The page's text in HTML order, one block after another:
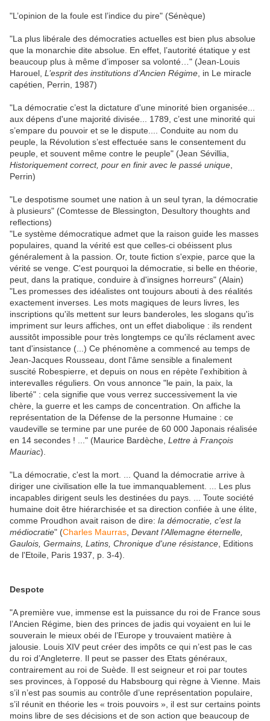
"L’opinion de la foule est l’indice du pire" (Sénèque)
"La plus libérale des démocraties actuelles est bien plus absolue
que la monarchie dite absolue. En effet, l’autorité étatique y est
beaucoup plus à même d’imposer sa volonté…" (Jean-Louis
Harouel, L’esprit des institutions d’Ancien Régime , in Le miracle
capétien, Perrin, 1987)
"La démocratie c’est la dictature d'une minorité bien organisée...
aux dépens d'une majorité divisée... 1789, c’est une minorité qui
s’empare du pouvoir et se le dispute.... Conduite au nom du
peuple, la Révolution s’est effectuée sans le consentement du
peuple, et souvent même contre le peuple" (Jean Sévillia,
Historiquement correct, pour en finir avec le passé unique
Perrin)
"Le despotisme soumet une nation à un seul tyran, la démocratie
à plusieurs" (Comtesse de Blessington, Desultory thoughts and
reflections)
"Le système démocratique admet que la raison guide les masses
populaires, quand la vérité est que celles-ci obéissent plus
généralement à la passion. Or, toute fiction s'expie, parce que la
vérité se venge. C'est pourquoi la démocratie, si belle en théorie,
peut, dans la pratique, conduire à d'insignes horreurs" (Alain)
"Les promesses des idéalistes ont toujours abouti à des réalités
exactement inverses. Les mots magiques de leurs livres, les
inscriptions qu'ils mettent sur leurs banderoles, les slogans qu'is
impriment sur leurs affiches, ont un effet diabolique : ils rendent
aussitôt impossible pour très longtemps ce qu'ils réclament avec
tant d'insistance (...) Ce phénomène a commencé au temps de
Jean-Jacques Rousseau, dont l'âme sensible a finalement
suscité Robespierre, et depuis on nous en répète l'exhibition à
interevalles réguliers. On vous annonce "le pain, la paix, la
liberté" : cela signifie que vous verrez successivement la vie
chère, la guerre et les camps de concentration. On affiche la
représentation de la Défense de la personne Humaine : ce
vaudeville se termine par une purée de 60 000 Japonais réalisée
en 14 secondes ! ..." (Maurice Bardèche, Lettre à François
Mauriac).
"La démocratie, c'est la mort. ... Quand la démocratie arrive à
diriger une civilisation elle la tue immanquablement. ... Les plus
incapables dirigent seuls les destinées du pays. ... Toute société
humaine doit être hiérarchisée et sa direction confiée à une élite,
comme Proudhon avait raison de dire: la démocratie, c'est la
médiocratie" (Charles Maurras Devant l'Allemagne éternelle,
Gaulois, Germains, Latins, Chronique d'une résistance , Editions
de l'Etoile, Paris 1937, p. 3-4).
Despote
"A première vue, immense est la puissance du roi de France sous
l’Ancien Régime, bien des princes de jadis qui voyaient en lui le
souverain le mieux obéi de l’Europe y trouvaient matière à
jalousie. Louis XIV peut créer des impôts ce qui n’est pas le cas
du roi d’Angleterre. Il peut se passer des Etats généraux,
contrairement au roi de Suède. Il est seigneur et roi par toutes
ses provinces, à l’opposé du Habsbourg qui règne à Vienne. Mais
s’il n’est pas soumis au contrôle d’une représentation populaire,
s’il réunit en théorie les « trois pouvoirs », il est sur certains points
moins libre de ses décisions et de son action que beaucoup de